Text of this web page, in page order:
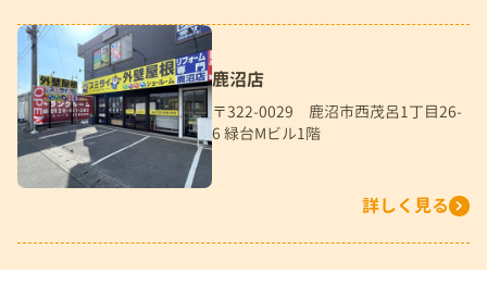
鹿沼店
〒322-0029 鹿沼市西茂呂1丁目26-
6 緑台Mビル1階
詳しく見る